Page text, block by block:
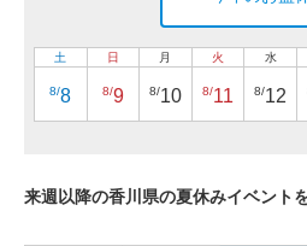
土
8/8
日
8/9
月
8/10
火
8/11
水
8/12
来週以降の香川県の夏休みイベント